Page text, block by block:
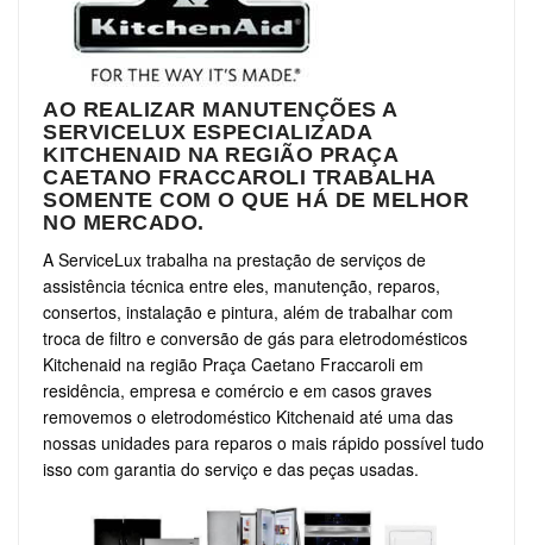
AO REALIZAR MANUTENÇÕES A
SERVICELUX ESPECIALIZADA
KITCHENAID NA REGIÃO PRAÇA
CAETANO FRACCAROLI TRABALHA
SOMENTE COM O QUE HÁ DE MELHOR
NO MERCADO.
A ServiceLux trabalha na prestação de serviços de
assistência técnica entre eles, manutenção, reparos,
consertos, instalação e pintura, além de trabalhar com
troca de filtro e conversão de gás para eletrodomésticos
Kitchenaid na região Praça Caetano Fraccaroli em
residência, empresa e comércio e em casos graves
removemos o eletrodoméstico Kitchenaid até uma das
nossas unidades para reparos o mais rápido possível tudo
isso com garantia do serviço e das peças usadas.